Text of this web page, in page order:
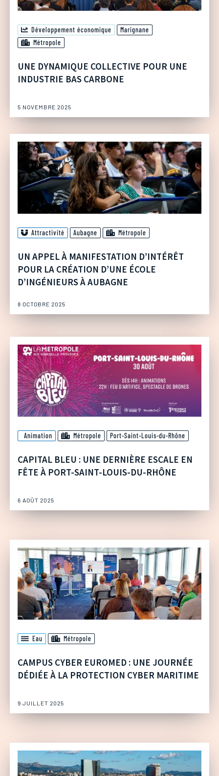
Développement économique
Marignane
Métropole
UNE DYNAMIQUE COLLECTIVE POUR UNE
INDUSTRIE BAS CARBONE
5 NOVEMBRE 2025
Attractivité Aubagne Métropole
UN APPEL À MANIFESTATION D’INTÉRÊT
POUR LA CRÉATION D’UNE ÉCOLE
D’INGÉNIEURS À AUBAGNE
8 OCTOBRE 2025
Animation Métropole Port-Saint-Louis-du-Rhône
CAPITAL BLEU : UNE DERNIÈRE ESCALE EN
FÊTE À PORT-SAINT-LOUIS-DU-RHÔNE
6 AOÛT 2025
Eau Métropole
CAMPUS CYBER EUROMED : UNE JOURNÉE
DÉDIÉE À LA PROTECTION CYBER MARITIME
9 JUILLET 2025